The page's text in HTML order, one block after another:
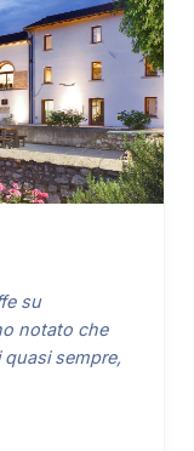
su
notato che
sempre,